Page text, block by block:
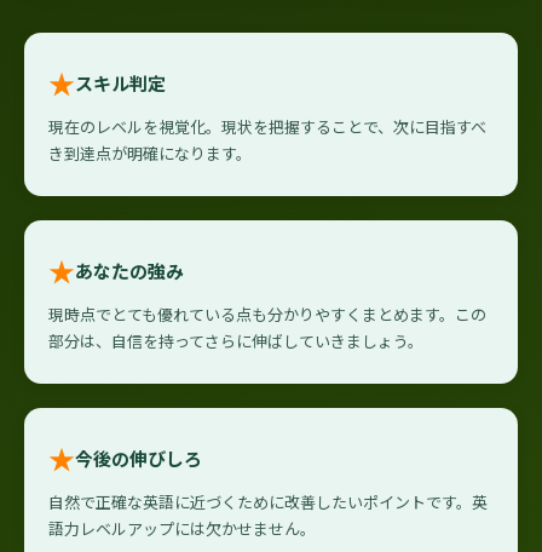
★スキル判定
現在のレベルを視覚化。現状を把握することで、次に目指すべ
き到達点が明確になります。
★あなたの強み
現時点でとても優れている点も分かりやすくまとめます。この
部分は、自信を持ってさらに伸ばしていきましょう。
★今後の伸びしろ
自然で正確な英語に近づくために改善したいポイントです。英
語力レベルアップには欠かせません。